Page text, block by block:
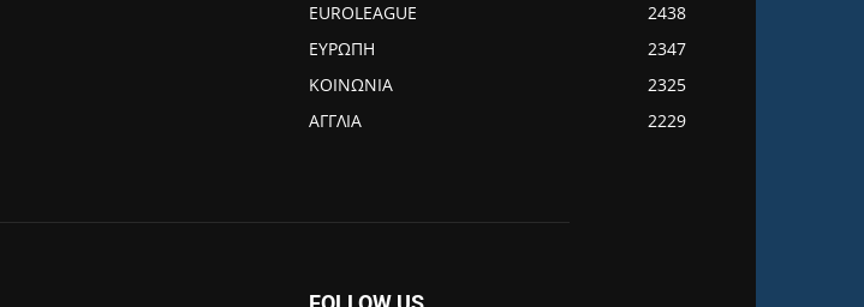
EUROLEAGUE
2438
ΕΥΡΩΠΗ
2347
ΚΟΙΝΩΝΙΑ
2325
ΑΓΓΛΙΑ
2229